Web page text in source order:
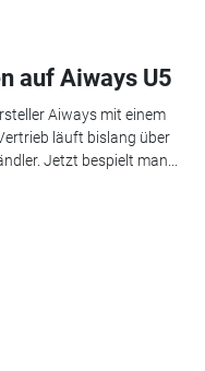
auf Aiways U5
Aiways mit einem
läuft bislang über
Jetzt bespielt man...